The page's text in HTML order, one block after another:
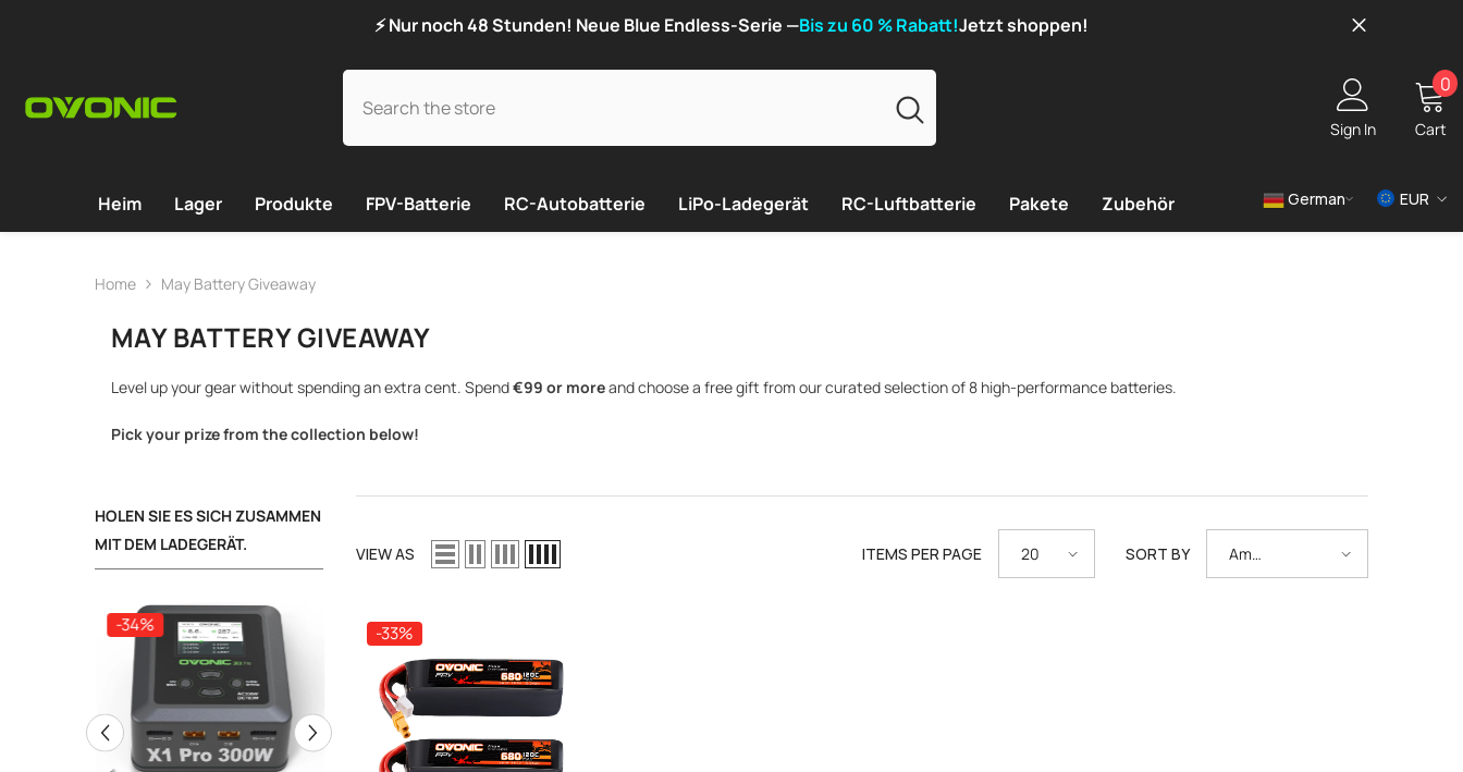
⚡ Nur noch 48 Stunden! Neue Blue Endless-Serie —Bis zu 60 % Rabatt!Jetzt shoppen!
Sign In Cart
00
Heim Lager Produkte FPV-Batterie RC-Autobatterie LiPo-Ladegerät RC-Luftbatterie Pakete Zubehör German
EUR
Home May Battery Giveaway
MAY BATTERY GIVEAWAY
Level up your gear without spending an extra cent. Spend€99 or moreand choose a free gift from our curated selection of 8 high-performance batteries.
Pick your prize from the collection below!
HOLEN SIE ES SICH ZUSAMMEN
MIT DEM LADEGERÄT.
-34% -34%
VIEW AS ITEMS PER PAGE 20 SORT BY
Am
relevantesten
-33%